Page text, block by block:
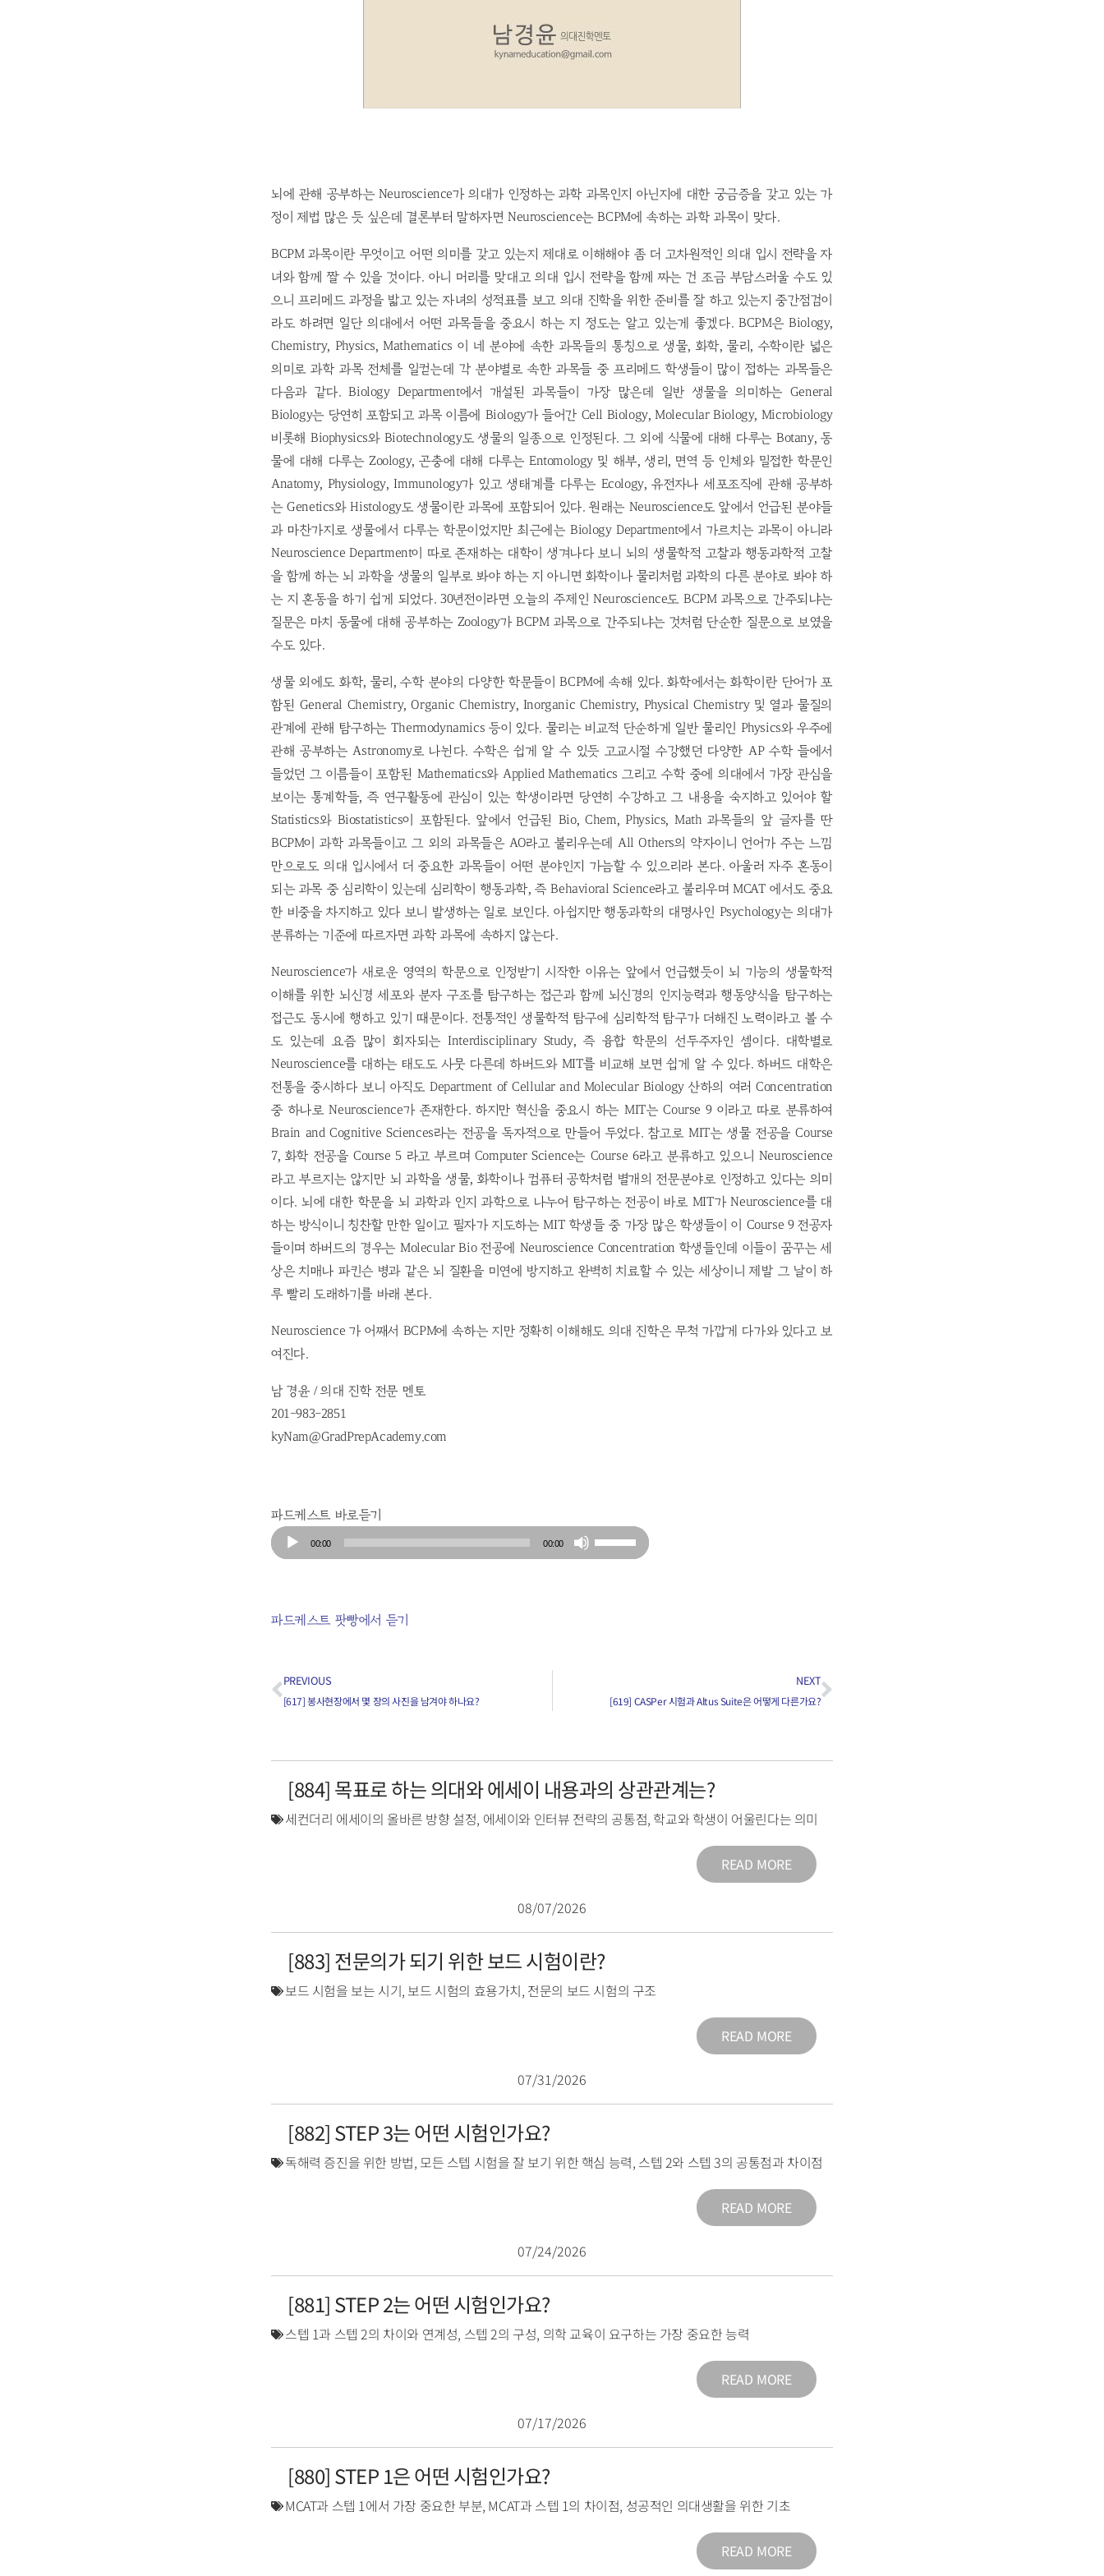
뇌에 관해 공부하는 Neuroscience가 의대가 인정하는 과학 과목인지 아닌지에 대한 궁금증을 갖고 있는 가
정이 제법 많은 듯 싶은데 결론부터 말하자면 Neuroscience는 BCPM에 속하는 과학 과목이 맞다.
BCPM 과목이란 무엇이고 어떤 의미를 갖고 있는지 제대로 이해해야 좀 더 고차원적인 의대 입시 전략을 자
녀와 함께 짤 수 있을 것이다. 아니 머리를 맞대고 의대 입시 전략을 함께 짜는 건 조금 부담스러울 수도 있
으니 프리메드 과정을 밟고 있는 자녀의 성적표를 보고 의대 진학을 위한 준비를 잘 하고 있는지 중간점검이
라도 하려면 일단 의대에서 어떤 과목들을 중요시 하는 지 정도는 알고 있는게 좋겠다. BCPM은 Biology,
Chemistry, Physics, Mathematics 이 네 분야에 속한 과목들의 통칭으로 생물, 화학, 물리, 수학이란 넓은
의미로 과학 과목 전체를 일컫는데 각 분야별로 속한 과목들 중 프리메드 학생들이 많이 접하는 과목들은
다음과 같다. Biology Department에서 개설된 과목들이 가장 많은데 일반 생물을 의미하는 General
Biology는 당연히 포함되고 과목 이름에 Biology가 들어간 Cell Biology, Molecular Biology, Microbiology
비롯해 Biophysics와 Biotechnology도 생물의 일종으로 인정된다. 그 외에 식물에 대해 다루는 Botany, 동
물에 대해 다루는 Zoology, 곤충에 대해 다루는 Entomology 및 해부, 생리, 면역 등 인체와 밀접한 학문인
Anatomy, Physiology, Immunology가 있고 생태계를 다루는 Ecology, 유전자나 세포조직에 관해 공부하
는 Genetics와 Histology도 생물이란 과목에 포함되어 있다. 원래는 Neuroscience도 앞에서 언급된 분야들
과 마찬가지로 생물에서 다루는 학문이었지만 최근에는 Biology Department에서 가르치는 과목이 아니라
Neuroscience Department이 따로 존재하는 대학이 생겨나다 보니 뇌의 생물학적 고찰과 행동과학적 고찰
을 함께 하는 뇌 과학을 생물의 일부로 봐야 하는 지 아니면 화학이나 물리처럼 과학의 다른 분야로 봐야 하
는 지 혼동을 하기 쉽게 되었다. 30년전이라면 오늘의 주제인 Neuroscience도 BCPM 과목으로 간주되냐는
질문은 마치 동물에 대해 공부하는 Zoology가 BCPM 과목으로 간주되냐는 것처럼 단순한 질문으로 보였을
수도 있다.
생물 외에도 화학, 물리, 수학 분야의 다양한 학문들이 BCPM에 속해 있다. 화학에서는 화학이란 단어가 포
함된 General Chemistry, Organic Chemistry, Inorganic Chemistry, Physical Chemistry 및 열과 물질의
관계에 관해 탐구하는 Thermodynamics 등이 있다. 물리는 비교적 단순하게 일반 물리인 Physics와 우주에
관해 공부하는 Astronomy로 나뉜다. 수학은 쉽게 알 수 있듯 고교시절 수강했던 다양한 AP 수학 들에서
들었던 그 이름들이 포함된 Mathematics와 Applied Mathematics 그리고 수학 중에 의대에서 가장 관심을
보이는 통계학들, 즉 연구활동에 관심이 있는 학생이라면 당연히 수강하고 그 내용을 숙지하고 있어야 할
Statistics와 Biostatistics이 포함된다. 앞에서 언급된 Bio, Chem, Physics, Math 과목들의 앞 글자를 딴
BCPM이 과학 과목들이고 그 외의 과목들은 AO라고 불리우는데 All Others의 약자이니 언어가 주는 느낌
만으로도 의대 입시에서 더 중요한 과목들이 어떤 분야인지 가늠할 수 있으리라 본다. 아울러 자주 혼동이
되는 과목 중 심리학이 있는데 심리학이 행동과학, 즉 Behavioral Science라고 불리우며 MCAT 에서도 중요
한 비중을 차지하고 있다 보니 발생하는 일로 보인다. 아쉽지만 행동과학의 대명사인 Psychology는 의대가
분류하는 기준에 따르자면 과학 과목에 속하지 않는다.
Neuroscience가 새로운 영역의 학문으로 인정받기 시작한 이유는 앞에서 언급했듯이 뇌 기능의 생물학적
이해를 위한 뇌신경 세포와 분자 구조를 탐구하는 접근과 함께 뇌신경의 인지능력과 행동양식을 탐구하는
접근도 동시에 행하고 있기 때문이다. 전통적인 생물학적 탐구에 심리학적 탐구가 더해진 노력이라고 볼 수
도 있는데 요즘 많이 회자되는 Interdisciplinary Study, 즉 융합 학문의 선두주자인 셈이다. 대학별로
Neuroscience를 대하는 태도도 사뭇 다른데 하버드와 MIT를 비교해 보면 쉽게 알 수 있다. 하버드 대학은
전통을 중시하다 보니 아직도 Department of Cellular and Molecular Biology 산하의 여러 Concentration
중 하나로 Neuroscience가 존재한다. 하지만 혁신을 중요시 하는 MIT는 Course 9 이라고 따로 분류하여
Brain and Cognitive Sciences라는 전공을 독자적으로 만들어 두었다. 참고로 MIT는 생물 전공을 Course
7, 화학 전공을 Course 5 라고 부르며 Computer Science는 Course 6라고 분류하고 있으니 Neuroscience
라고 부르지는 않지만 뇌 과학을 생물, 화학이나 컴퓨터 공학처럼 별개의 전문분야로 인정하고 있다는 의미
이다. 뇌에 대한 학문을 뇌 과학과 인지 과학으로 나누어 탐구하는 전공이 바로 MIT가 Neuroscience를 대
하는 방식이니 칭찬할 만한 일이고 필자가 지도하는 MIT 학생들 중 가장 많은 학생들이 이 Course 9 전공자
들이며 하버드의 경우는 Molecular Bio 전공에 Neuroscience Concentration 학생들인데 이들이 꿈꾸는 세
상은 치매나 파킨슨 병과 같은 뇌 질환을 미연에 방지하고 완벽히 치료할 수 있는 세상이니 제발 그 날이 하
루 빨리 도래하기를 바래 본다.
Neuroscience 가 어째서 BCPM에 속하는 지만 정확히 이해해도 의대 진학은 무척 가깝게 다가와 있다고 보
여진다.
남 경윤 / 의대 진학 전문 멘토
201-983-2851
kyNam@GradPrepAcademy.com
파드케스트 바로듣기
Audio
Player
00:00 00:00
Use
Up/Down
decrease
파드케스트 팟빵에서 듣기
PREVIOUS
[617] 봉사현장에서 몇 장의 사진을 남겨야 하나요?
NEXT
[619] CASPer 시험과 Altus Suite은 어떻게 다른가요?
[884] 목표로 하는 의대와 에세이 내용과의 상관관계는?
세컨더리 에세이의 올바른 방향 설정, 에세이와 인터뷰 전략의 공통점, 학교와 학생이 어울린다는 의미
READ MORE
08/07/2026
[883] 전문의가 되기 위한 보드 시험이란?
보드 시험을 보는 시기, 보드 시험의 효용가치, 전문의 보드 시험의 구조
READ MORE
07/31/2026
[882] STEP 3는 어떤 시험인가요?
독해력 증진을 위한 방법, 모든 스텝 시험을 잘 보기 위한 핵심 능력, 스텝 2와 스텝 3의 공통점과 차이점
READ MORE
07/24/2026
[881] STEP 2는 어떤 시험인가요?
스텝 1과 스텝 2의 차이와 연계성, 스텝 2의 구성, 의학 교육이 요구하는 가장 중요한 능력
READ MORE
07/17/2026
[880] STEP 1은 어떤 시험인가요?
MCAT과 스텝 1에서 가장 중요한 부분, MCAT과 스텝 1의 차이점, 성공적인 의대생활을 위한 기초
READ MORE